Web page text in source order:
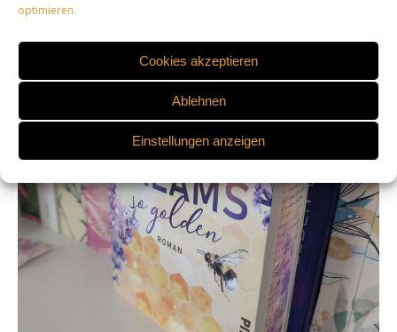
optimieren.
Cookies akzeptieren
Ablehnen
Einstellungen anzeigen